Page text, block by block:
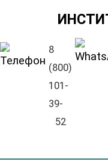
8
(800)
101-
39-
52